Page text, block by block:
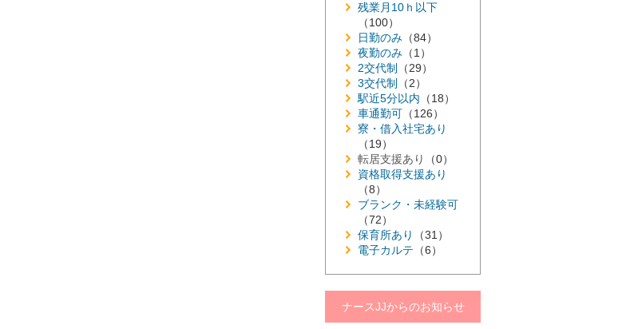
残業月10ｈ以下
（100）
日勤のみ （84）
夜勤のみ （1）
2交代制
（29）
3交代制
（2）
駅近5分以内 （18）
車通勤可 （126）
寮・借入社宅あり
（19）
転居支援あり
（0）
資格取得支援あり
（8）
ブランク・未経験可
（72）
保育所あり
（31）
電子カルテ （6）
ナースJJからのお知らせ